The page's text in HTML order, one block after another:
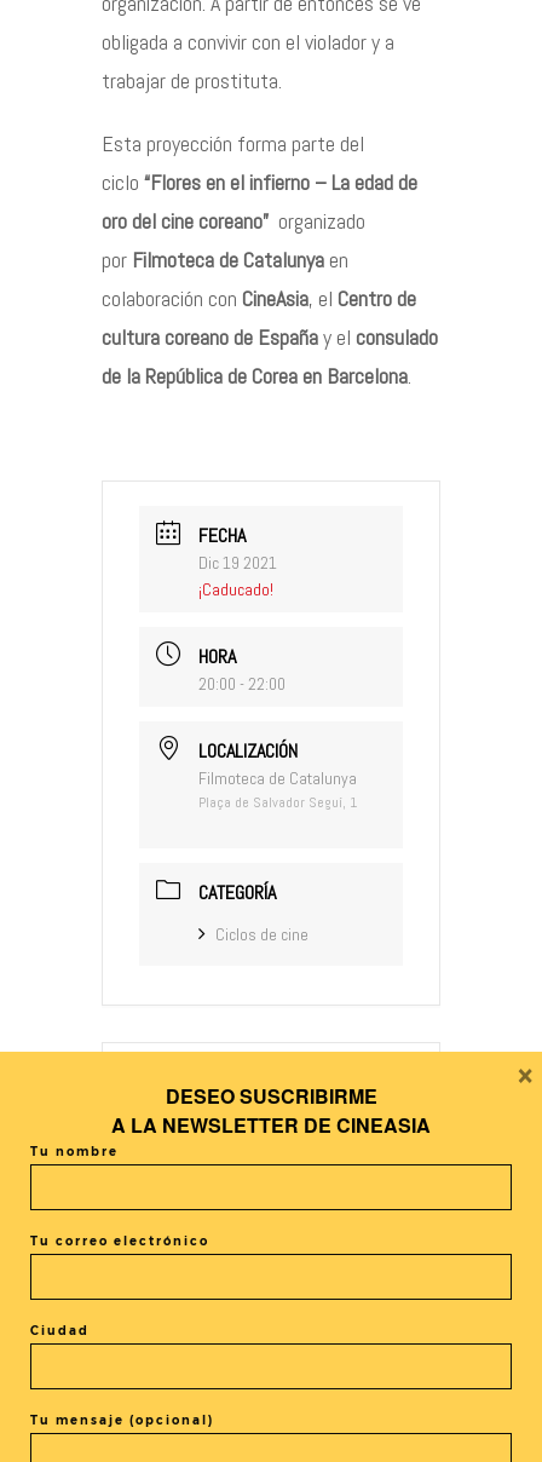
obligada a convivir con el violador y a
trabajar de prostituta.
Esta proyección forma parte del
ciclo “Flores en el infierno – La edad de
oro del cine coreano” organizado
por Filmoteca de Catalunya en
colaboración con CineAsia, el Centro de
cultura coreano de Españay el consulado
de la República de Corea en Barcelona
FECHA
Dic 19 2021
¡Caducado!
HORA
20:00 - 22:00
LOCALIZACIÓN
Filmoteca de Catalunya
Plaça de Salvador Seguí, 1
CATEGORÍA
Ciclos de cine
El evento está terminado.
DESEO SUSCRIBIRME
A LA NEWSLETTER DE CINEASIA
Tu nombre
Tu correo electrónico
Ciudad
Tu mensaje (opcional)
×